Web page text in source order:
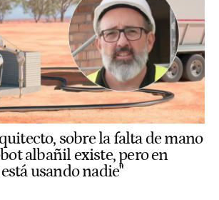
sobre la falta de mano
albañil existe, pero en
usando nadie"